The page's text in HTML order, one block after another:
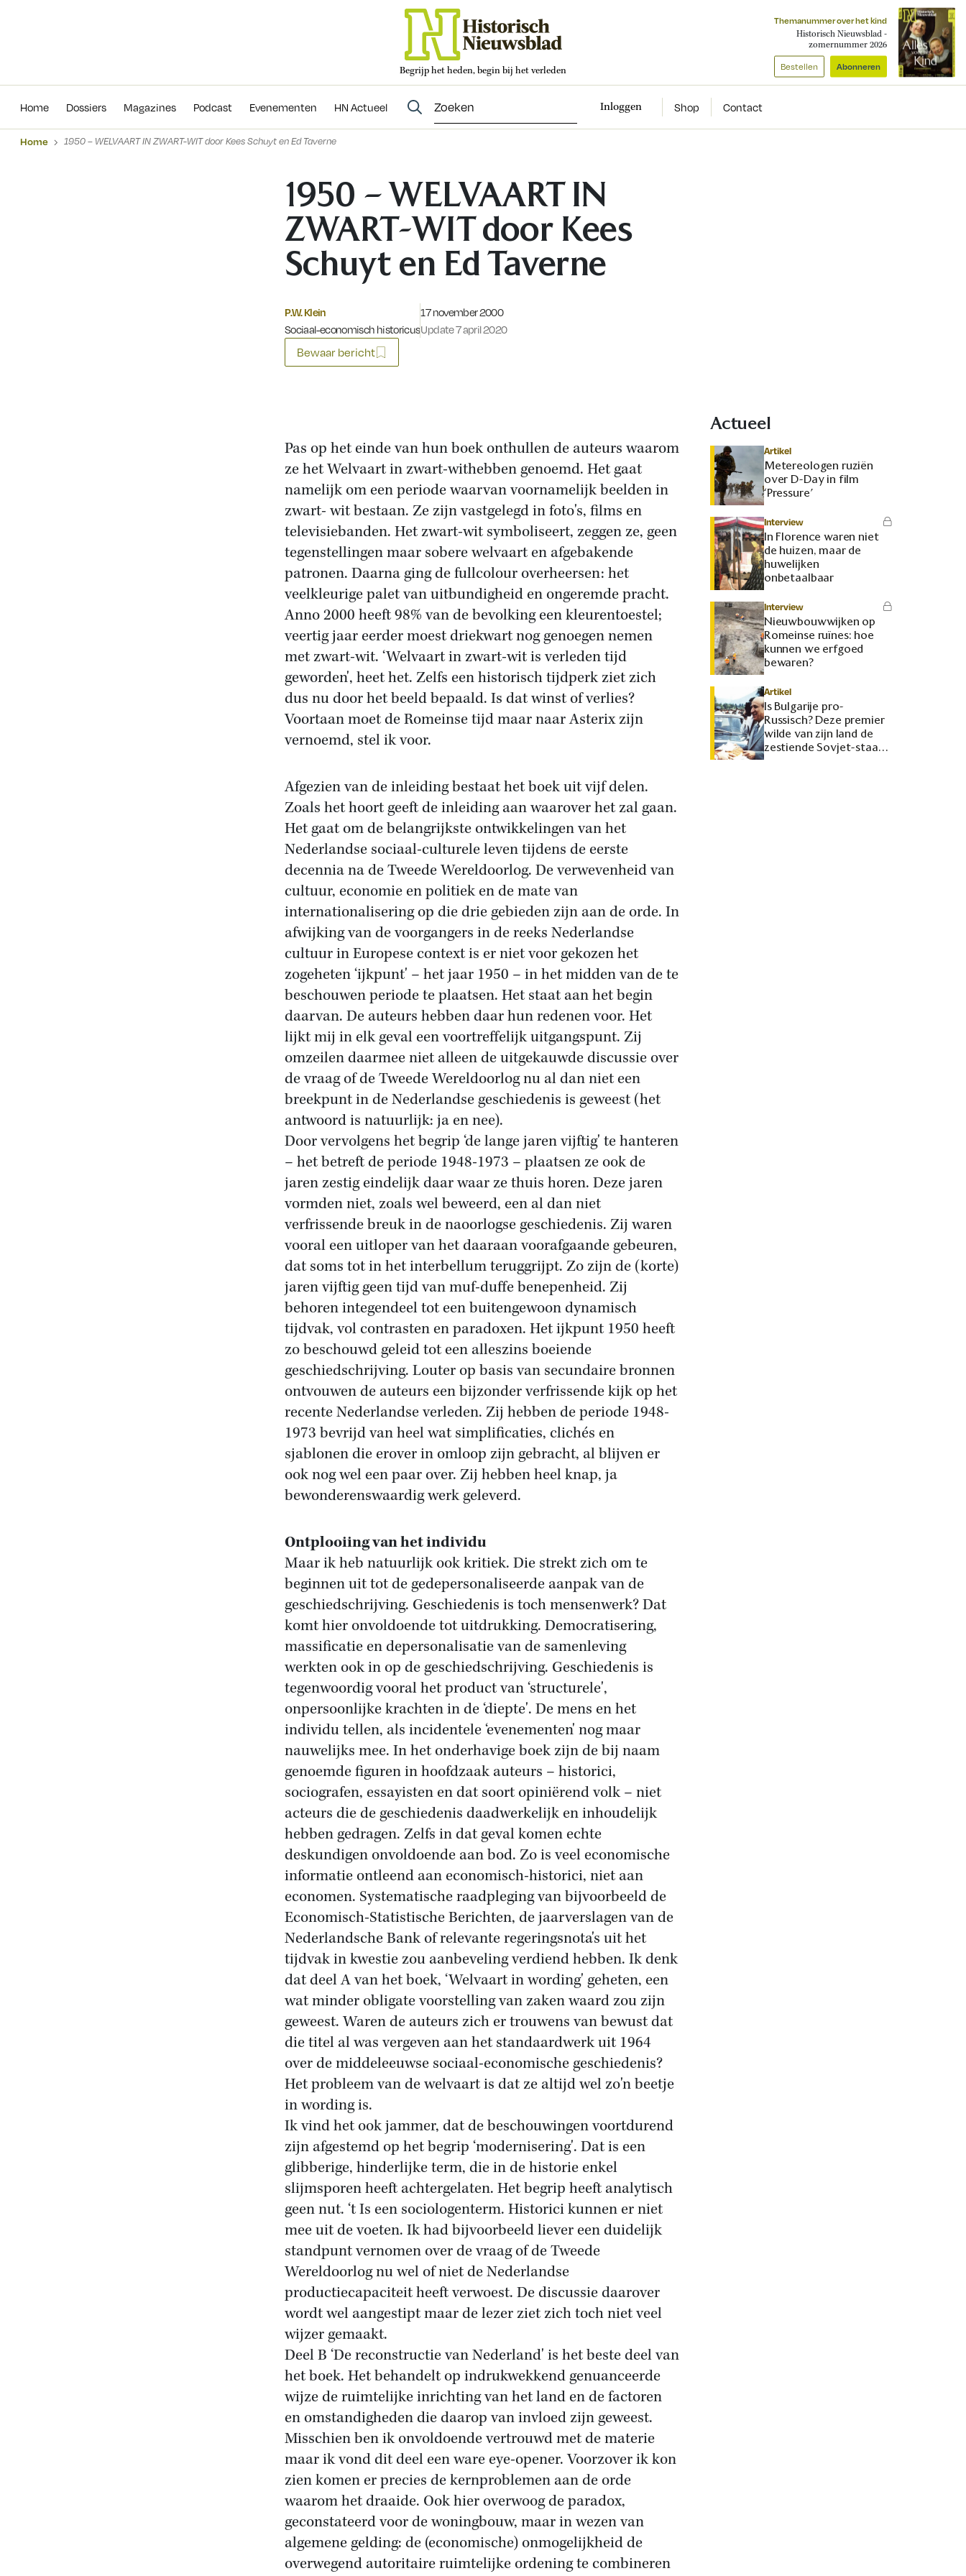
Begrijp het heden, begin bij het verleden
Themanummer over het kind
Historisch Nieuwsblad -
zomernummer 2026
Bestellen Abonneren
Home Dossiers Magazines Podcast Evenementen HN Actueel Inloggen Shop Contact
Evenementen
Home 1950 – WELVAART IN ZWART-WIT door Kees Schuyt en Ed Taverne
1950 – WELVAART IN
ZWART-WIT door Kees
Schuyt en Ed Taverne
P.W. Klein
Sociaal-economisch historicus
Gepubliceerd op:
17 november 2000
Update 7 april 2020
Bewaar bericht
Pas op het einde van hun boek onthullen de auteurs waarom
ze het Welvaart in zwart-withebben genoemd. Het gaat
namelijk om een periode waarvan voornamelijk beelden in
zwart- wit bestaan. Ze zijn vastgelegd in foto's, films en
televisiebanden. Het zwart-wit symboliseert, zeggen ze, geen
tegenstellingen maar sobere welvaart en afgebakende
patronen. Daarna ging de fullcolour overheersen: het
veelkleurige palet van uitbundigheid en ongeremde pracht.
Anno 2000 heeft 98% van de bevolking een kleurentoestel;
veertig jaar eerder moest driekwart nog genoegen nemen
met zwart-wit. ‘Welvaart in zwart-wit is verleden tijd
geworden', heet het. Zelfs een historisch tijdperk ziet zich
dus nu door het beeld bepaald. Is dat winst of verlies?
Voortaan moet de Romeinse tijd maar naar Asterix zijn
vernoemd, stel ik voor.
Afgezien van de inleiding bestaat het boek uit vijf delen.
Zoals het hoort geeft de inleiding aan waarover het zal gaan.
Het gaat om de belangrijkste ontwikkelingen van het
Nederlandse sociaal-culturele leven tijdens de eerste
decennia na de Tweede Wereldoorlog. De verwevenheid van
cultuur, economie en politiek en de mate van
internationalisering op die drie gebieden zijn aan de orde. In
afwijking van de voorgangers in de reeks Nederlandse
cultuur in Europese context is er niet voor gekozen het
zogeheten ‘ijkpunt' – het jaar 1950 – in het midden van de te
beschouwen periode te plaatsen. Het staat aan het begin
daarvan. De auteurs hebben daar hun redenen voor. Het
lijkt mij in elk geval een voortreffelijk uitgangspunt. Zij
omzeilen daarmee niet alleen de uitgekauwde discussie over
de vraag of de Tweede Wereldoorlog nu al dan niet een
breekpunt in de Nederlandse geschiedenis is geweest (het
antwoord is natuurlijk: ja en nee).
Door vervolgens het begrip ‘de lange jaren vijftig' te hanteren
– het betreft de periode 1948-1973 – plaatsen ze ook de
jaren zestig eindelijk daar waar ze thuis horen. Deze jaren
vormden niet, zoals wel beweerd, een al dan niet
verfrissende breuk in de naoorlogse geschiedenis. Zij waren
vooral een uitloper van het daaraan voorafgaande gebeuren,
dat soms tot in het interbellum teruggrijpt. Zo zijn de (korte)
jaren vijftig geen tijd van muf-duffe benepenheid. Zij
behoren integendeel tot een buitengewoon dynamisch
tijdvak, vol contrasten en paradoxen. Het ijkpunt 1950 heeft
zo beschouwd geleid tot een alleszins boeiende
geschiedschrijving. Louter op basis van secundaire bronnen
ontvouwen de auteurs een bijzonder verfrissende kijk op het
recente Nederlandse verleden. Zij hebben de periode 1948-
1973 bevrijd van heel wat simplificaties, clichés en
sjablonen die erover in omloop zijn gebracht, al blijven er
ook nog wel een paar over. Zij hebben heel knap, ja
bewonderenswaardig werk geleverd.
Ontplooiing van het individu
Maar ik heb natuurlijk ook kritiek. Die strekt zich om te
beginnen uit tot de gedepersonaliseerde aanpak van de
geschiedschrijving. Geschiedenis is toch mensenwerk? Dat
komt hier onvoldoende tot uitdrukking. Democratisering,
massificatie en depersonalisatie van de samenleving
werkten ook in op de geschiedschrijving. Geschiedenis is
tegenwoordig vooral het product van ‘structurele',
onpersoonlijke krachten in de ‘diepte'. De mens en het
individu tellen, als incidentele ‘evenementen' nog maar
nauwelijks mee. In het onderhavige boek zijn de bij naam
genoemde figuren in hoofdzaak auteurs – historici,
sociografen, essayisten en dat soort opiniërend volk – niet
acteurs die de geschiedenis daadwerkelijk en inhoudelijk
hebben gedragen. Zelfs in dat geval komen echte
deskundigen onvoldoende aan bod. Zo is veel economische
informatie ontleend aan economisch-historici, niet aan
economen. Systematische raadpleging van bijvoorbeeld de
Economisch-Statistische Berichten, de jaarverslagen van de
Nederlandsche Bank of relevante regeringsnota's uit het
tijdvak in kwestie zou aanbeveling verdiend hebben. Ik denk
dat deel A van het boek, ‘Welvaart in wording' geheten, een
wat minder obligate voorstelling van zaken waard zou zijn
geweest. Waren de auteurs zich er trouwens van bewust dat
die titel al was vergeven aan het standaardwerk uit 1964
over de middeleeuwse sociaal-economische geschiedenis?
Het probleem van de welvaart is dat ze altijd wel zo'n beetje
in wording is.
Ik vind het ook jammer, dat de beschouwingen voortdurend
zijn afgestemd op het begrip ‘modernisering'. Dat is een
glibberige, hinderlijke term, die in de historie enkel
slijmsporen heeft achtergelaten. Het begrip heeft analytisch
geen nut. ‘t Is een sociologenterm. Historici kunnen er niet
mee uit de voeten. Ik had bijvoorbeeld liever een duidelijk
standpunt vernomen over de vraag of de Tweede
Wereldoorlog nu wel of niet de Nederlandse
productiecapaciteit heeft verwoest. De discussie daarover
wordt wel aangestipt maar de lezer ziet zich toch niet veel
wijzer gemaakt.
Deel B ‘De reconstructie van Nederland' is het beste deel van
het boek. Het behandelt op indrukwekkend genuanceerde
wijze de ruimtelijke inrichting van het land en de factoren
en omstandigheden die daarop van invloed zijn geweest.
Misschien ben ik onvoldoende vertrouwd met de materie
maar ik vond dit deel een ware eye-opener. Voorzover ik kon
zien komen er precies de kernproblemen aan de orde
waarom het draaide. Ook hier overwoog de paradox,
geconstateerd voor de woningbouw, maar in wezen van
algemene gelding: de (economische) onmogelijkheid de
overwegend autoritaire ruimtelijke ordening te combineren
Actueel
Artikel
Metereologen ruziën
over D-Day in film
‘Pressure’
Interview
In Florence waren niet
de huizen, maar de
huwelijken
onbetaalbaar
Interview
Nieuwbouwwijken op
Romeinse ruïnes: hoe
kunnen we erfgoed
bewaren?
Artikel
Is Bulgarije pro-
Russisch? Deze premier
wilde van zijn land de
zestiende Sovjet-staat
maken